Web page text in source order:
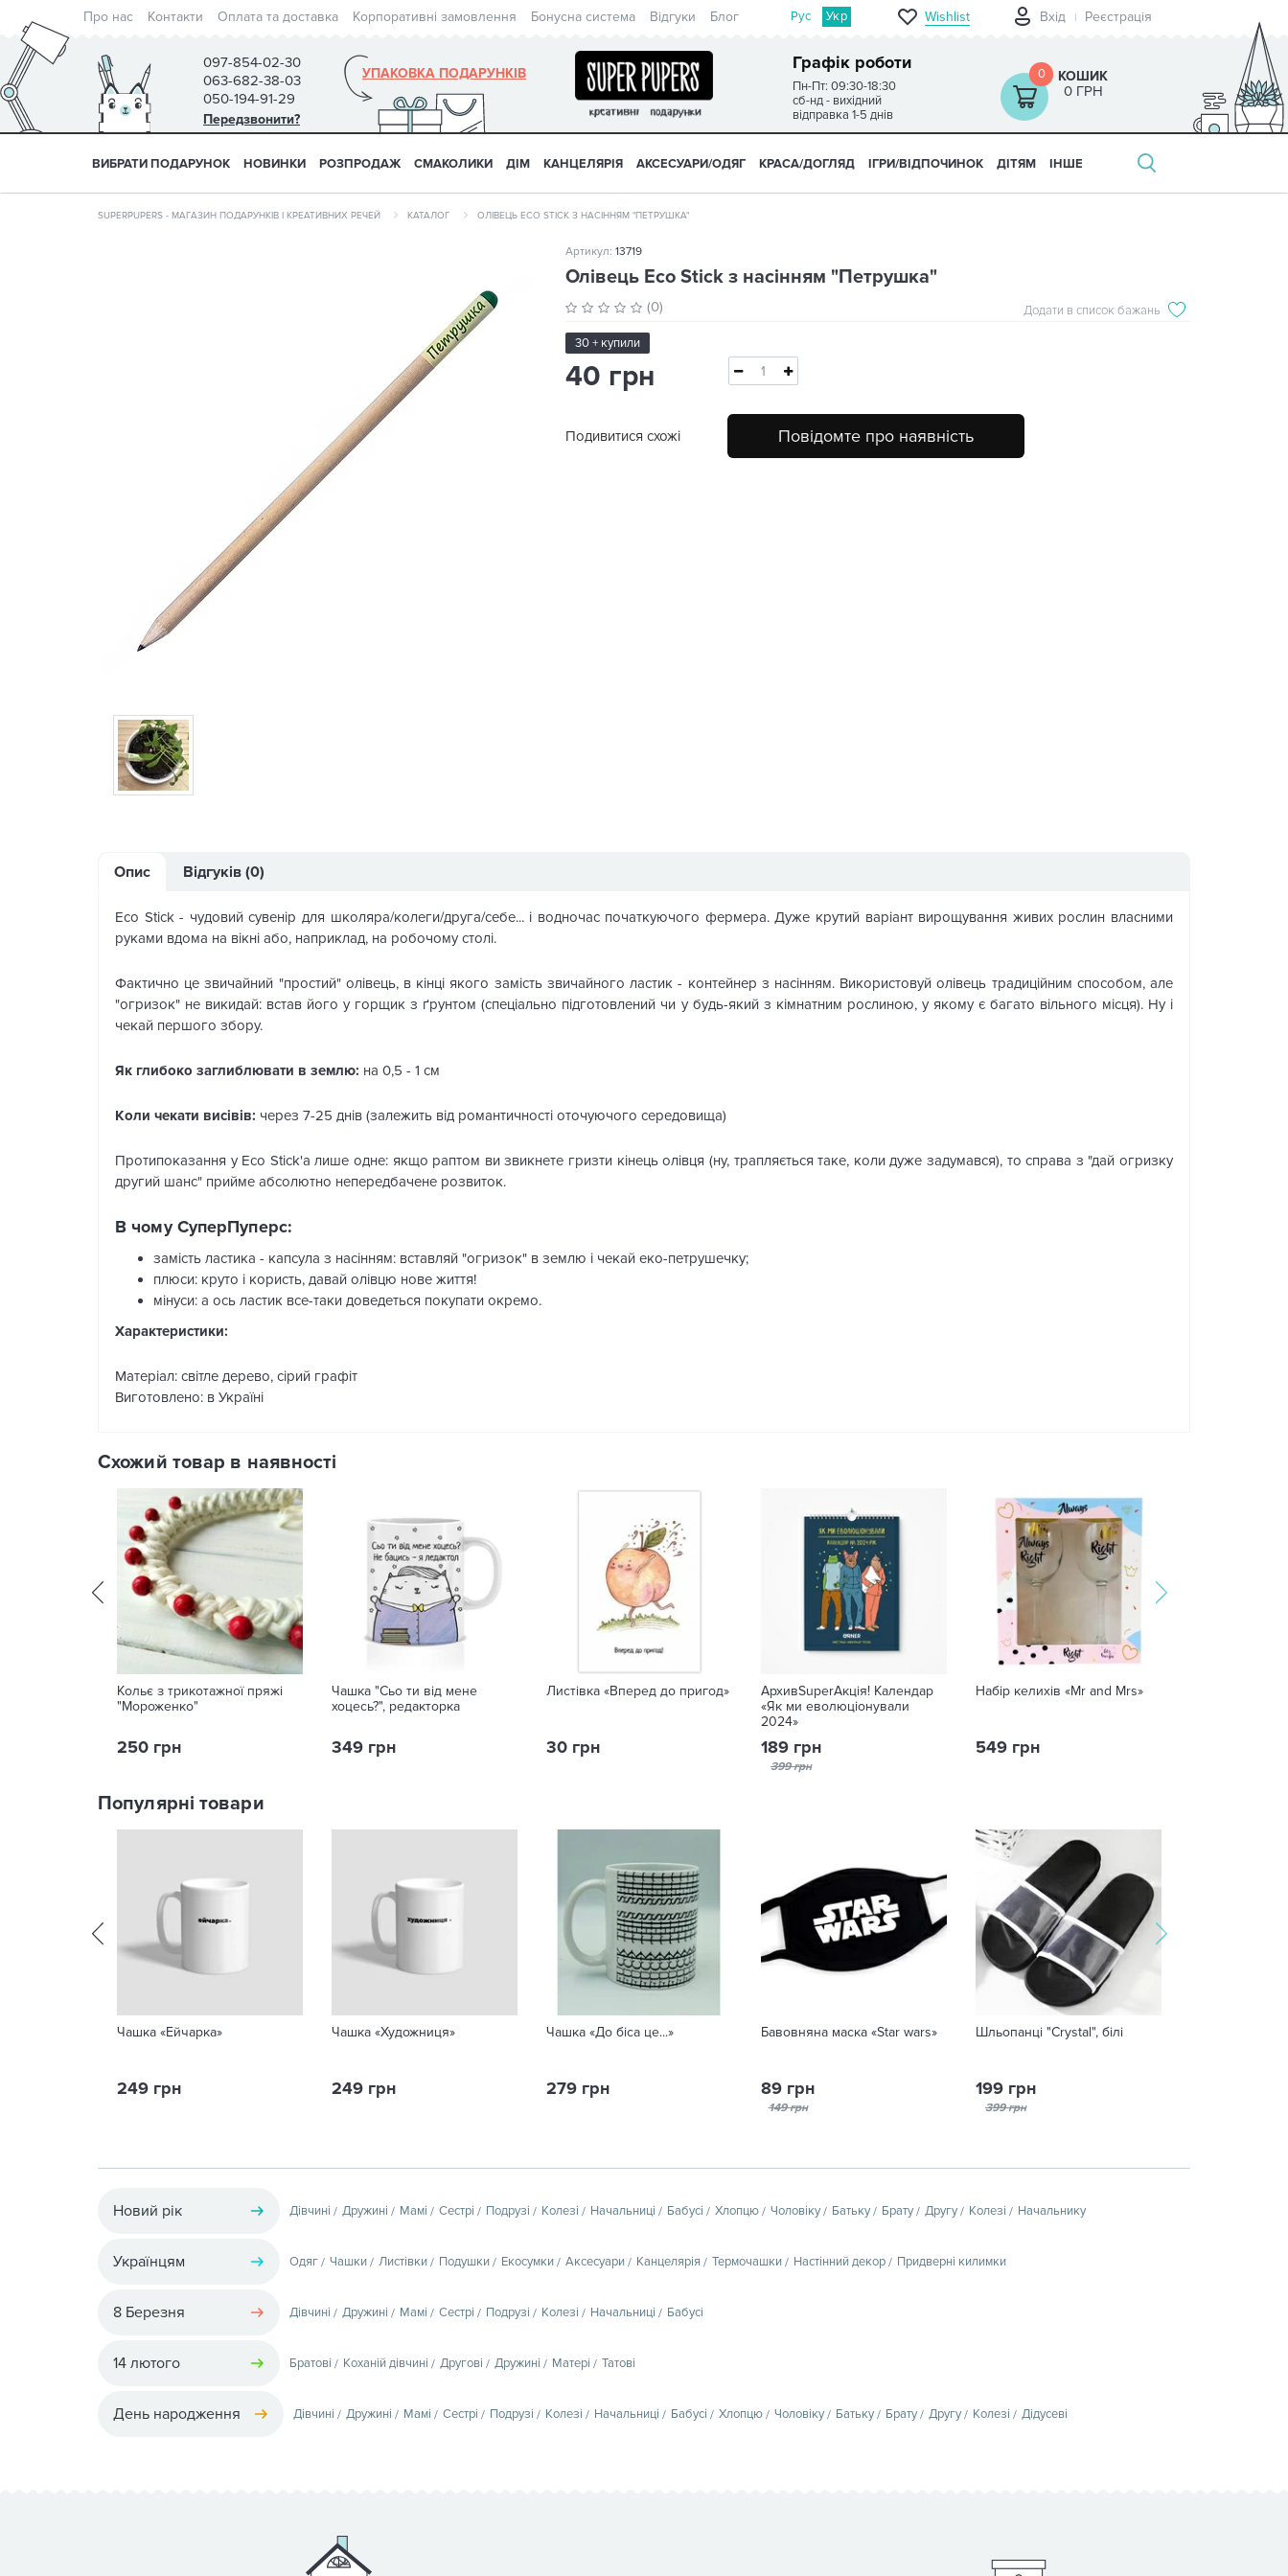
Про нас Контакти Оплата та доставка Корпоративні замовлення Бонусна система Відгуки Блог Рус Укр Wishlist Вхід Реєстрація
097-854-02-30
063-682-38-03
050-194-91-29
Передзвонити?
Графік роботи
Пн-Пт: 09:30-18:30
сб-нд - вихідний
відправка 1-5 днів
УПАКОВКА ПОДАРУНКІВ 0 КОШИК
0 ГРН
ВИБРАТИ ПОДАРУНОК НОВИНКИ РОЗПРОДАЖ СМАКОЛИКИ ДІМ КАНЦЕЛЯРІЯ АКСЕСУАРИ/ОДЯГ КРАСА/ДОГЛЯД ІГРИ/ВІДПОЧИНОК ДІТЯМ ІНШЕ
SUPERPUPERS - МАГАЗИН ПОДАРУНКІВ І КРЕАТИВНИХ РЕЧЕЙ КАТАЛОГ ОЛІВЕЦЬ ECO STICK З НАСІННЯМ "ПЕТРУШКА"
Артикул: 13719
Олівець Eco Stick з насінням "Петрушка"
(0) Додати в список бажань
30 + купили
40 грн
Подивитися схожі Повідомте про наявність
Опис Відгуків (0)
Eco Stick - чудовий сувенір для школяра/колеги/друга/себе... і водночас початкуючого фермера. Дуже крутий варіант вирощування живих рослин власними
руками вдома на вікні або, наприклад, на робочому столі.
Фактично це звичайний "простий" олівець, в кінці якого замість звичайного ластик - контейнер з насінням. Використовуй олівець традиційним способом, але
"огризок" не викидай: встав його у горщик з ґрунтом (спеціально підготовлений чи у будь-який з кімнатним рослиною, у якому є багато вільного місця). Ну і
чекай першого збору.
Як глибоко заглиблювати в землю: на 0,5 - 1 см
Коли чекати висівів: через 7-25 днів (залежить від романтичності оточуючого середовища)
Протипоказання у Eco Stick'a лише одне: якщо раптом ви звикнете гризти кінець олівця (ну, трапляється таке, коли дуже задумався), то справа з "дай огризку
другий шанс" прийме абсолютно непередбачене розвиток.
В чому СуперПуперс:
замість ластика - капсула з насінням: вставляй "огризок" в землю і чекай еко-петрушечку;
плюси: круто і користь, давай олівцю нове життя!
мінуси: а ось ластик все-таки доведеться покупати окремо.
Характеристики:
Матеріал: світле дерево, сірий графіт
Виготовлено: в Україні
Схожий товар в наявності
Кольє з трикотажної пряжі
"Мороженко"
250 грн
Чашка "Сьо ти від мене
хоцесь?", редакторка
349 грн
Листівка «Вперед до пригод»
30 грн
АрхивSuperАкція! Календар
«Як ми еволюціонували
2024»
189 грн
399 грн
Набір келихів «Mr and Mrs»
549 грн
Популярні товари
Чашка «Ейчарка»
249 грн
Чашка «Художниця»
249 грн
Чашка «До біса це...»
279 грн
Бавовняна маска «Star wars»
89 грн
149 грн
Шльопанці "Crystal", білі
199 грн
399 грн
Новий рік Дівчині Дружині Мамі Сестрі Подрузі Колезі Начальниці Бабусі Хлопцю Чоловіку Батьку Брату Другу Колезі Начальнику
Українцям Одяг Чашки Листівки Подушки Екосумки Аксесуари Канцелярія Термочашки Настінний декор Придверні килимки
8 Березня Дівчині Дружині Мамі Сестрі Подрузі Колезі Начальниці Бабусі
14 лютого Братові Коханій дівчині Другові Дружині Матері Татові
День народження Дівчині Дружині Мамі Сестрі Подрузі Колезі Начальниці Бабусі Хлопцю Чоловіку Батьку Брату Другу Колезі Дідусеві